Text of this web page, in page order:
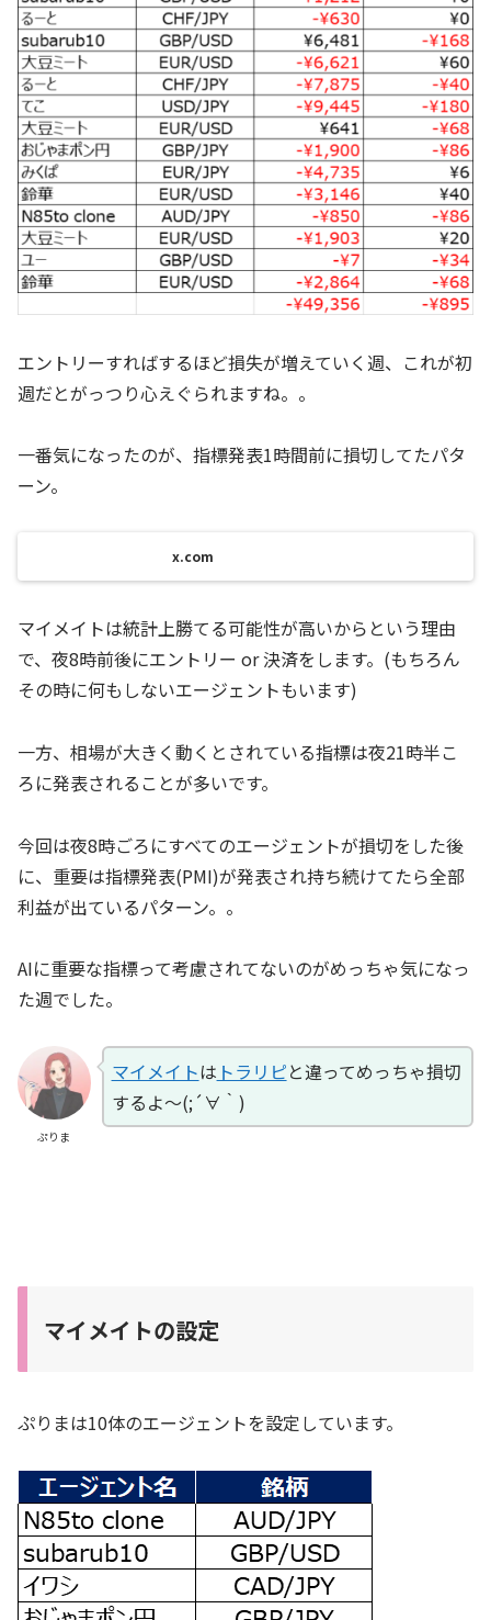
エントリーすればするほど損失が増えていく週、これが初
週だとがっつり心えぐられますね。。
一番気になったのが、指標発表1時間前に損切してたパタ
ーン。
x.com
マイメイトは統計上勝てる可能性が高いからという理由
で、夜8時前後にエントリー or 決済をします。(もちろん
その時に何もしないエージェントもいます)
一方、相場が大きく動くとされている指標は夜21時半こ
ろに発表されることが多いです。
今回は夜8時ごろにすべてのエージェントが損切をした後
に、重要は指標発表(PMI)が発表され持ち続けてたら全部
利益が出ているパターン。。
AIに重要な指標って考慮されてないのがめっちゃ気になっ
た週でした。
ぷりま
マイメイトは トラリピと違ってめっちゃ損切
するよ～(;´∀｀)
マイメイトの設定
ぷりまは10体のエージェントを設定しています。